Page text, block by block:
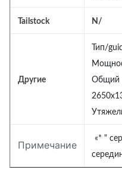
Tailstock N/
Другие
Тип/
Общий
Примечание
«* "